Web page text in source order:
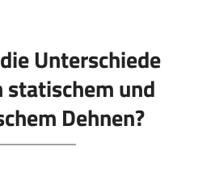
Unterschiede
statischem und
Dehnen?